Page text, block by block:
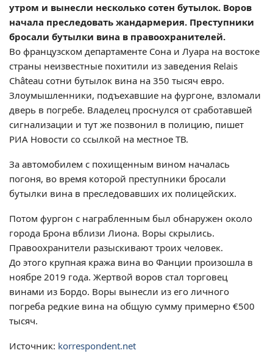
утром и вынесли несколько сотен бутылок. Воров
начала преследовать жандармерия. Преступники
бросали бутылки вина в правоохранителей.
Во французском департаменте Сона и Луара на востоке
страны неизвестные похитили из заведения Relais
Château сотни бутылок вина на 350 тысяч евро.
Злоумышленники, подъехавшие на фургоне, взломали
дверь в погребе. Владелец проснулся от сработавшей
сигнализации и тут же позвонил в полицию, пишет
РИА Новости со ссылкой на местное ТВ.
За автомобилем с похищенным вином началась
погоня, во время которой преступники бросали
бутылки вина в преследовавших их полицейских.
Потом фургон с награбленным был обнаружен около
города Брона вблизи Лиона. Воры скрылись.
Правоохранители разыскивают троих человек.
До этого крупная кража вина во Фанции произошла в
ноябре 2019 года. Жертвой воров стал торговец
винами из Бордо. Воры вынесли из его личного
погреба редкие вина на общую сумму примерно €500
тысяч.
Источник: korrespondent.net